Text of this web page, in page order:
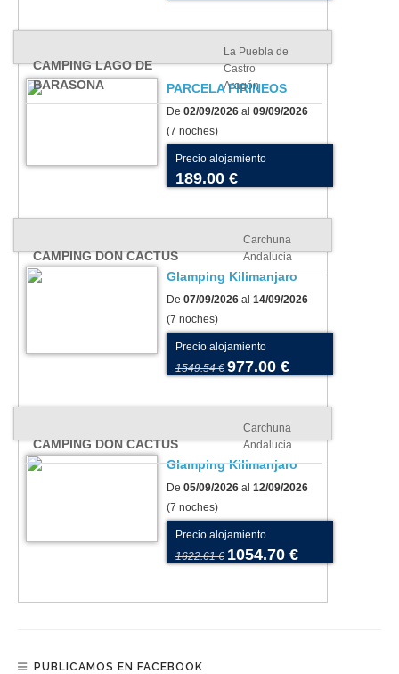
CAMPING LAGO DE
BARASONA
La Puebla de
Castro
Aragón
PARCELA PIRINEOS
De 02/09/2026 al 09/09/2026
(7 noches)
Precio alojamiento
189.00 €
CAMPING DON CACTUS
Carchuna
Andalucia
Glamping Kilimanjaro
De 07/09/2026 al 14/09/2026
(7 noches)
Precio alojamiento
1549.54 € 977.00 €
CAMPING DON CACTUS
Carchuna
Andalucia
Glamping Kilimanjaro
De 05/09/2026 al 12/09/2026
(7 noches)
Precio alojamiento
1622.61 € 1054.70 €
PUBLICAMOS EN FACEBOOK